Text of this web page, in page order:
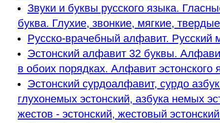
Звуки и буквы русского языка.
буква. Глухие, звонкие, мягкие,
Русско-врачебный алфавит.
Эстонский алфавит 32 буквы.
в обоих порядках. Алфавит
Эстонский сурдоалфавит, сурдо
глухонемых эстонский, азбука немых
жестов - эстонский, жестовый